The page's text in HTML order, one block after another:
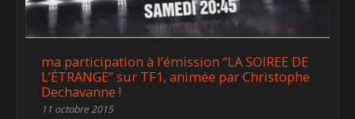
ma participation à l’émission “LA SOIREE DE
L’ÉTRANGE” sur TF1, animée par Christophe
Dechavanne !
11 octobre 2015